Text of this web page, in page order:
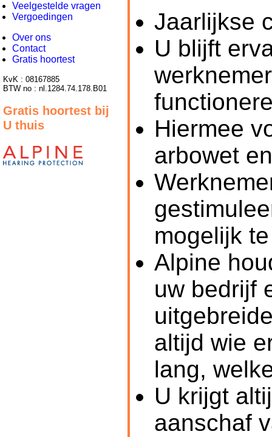
Veelgestelde vragen
Vergoedingen
Over ons
Contact
Gratis hoortest
KvK : 08167885
BTW no : nl.1284.74.178.B01
Gratis hoortest bij
U thuis
Jaarlijkse
U blijft
Hiermee
arbowet
mogelijk
Alpine
uw bedrijf
altijd wie
lang,
U krijgt
aanschaf